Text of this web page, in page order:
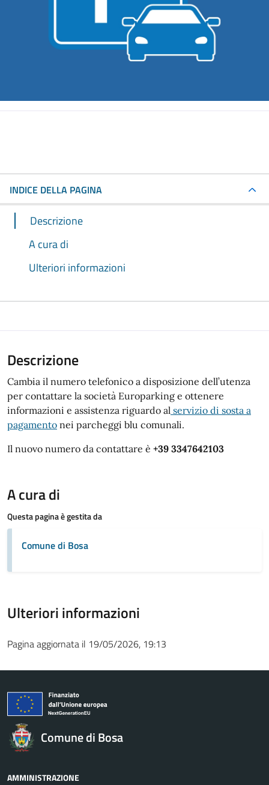
INDICE DELLA PAGINA
Descrizione
A cura di
Ulteriori informazioni
Descrizione
Cambia il numero telefonico a disposizione dell’utenza
per contattare la società Europarking e ottenere
informazioni e assistenza riguardo al servizio di sosta a
pagamento nei parcheggi blu comunali.
Il nuovo numero da contattare è +39 3347642103
A cura di
Questa pagina è gestita da
Comune di Bosa
Ulteriori informazioni
Pagina aggiornata il 19/05/2026, 19:13
Comune di Bosa
AMMINISTRAZIONE